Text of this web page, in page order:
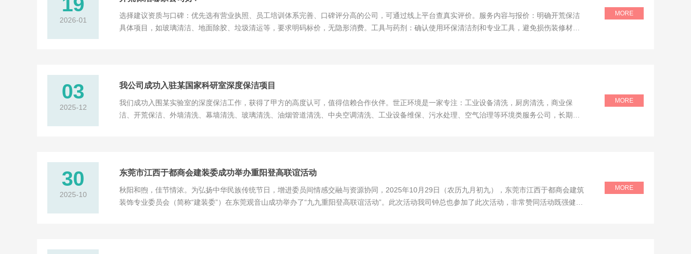
2026-01
选择建议资质与口碑：优先选有营业执照、员工培训体系完善、口碑评分高的公司，可通过线上平台查真实评价。服务内容与报价：明确开荒保洁
具体项目，如玻璃清洁、地面除胶、垃圾清运等，要求明码标价，无隐形消费。工具与药剂：确认使用环保清洁剂和专业工具，避免损伤装修材
MORE
03
2025-12
我公司成功入驻某国家科研室深度保洁项目
我们成功入围某实验室的深度保洁工作，获得了甲方的高度认可，值得信赖合作伙伴。世正环境是一家专注：工业设备清洗，厨房清洗，商业保
洁、开荒保洁、外墙清洗、幕墙清洗、玻璃清洗、油烟管道清洗、中央空调清洗、工业设备维保、污水处理、空气治理等环境类服务公司，长期以
MORE
30
2025-10
东莞市江西于都商会建装委成功举办重阳登高联谊活动
秋阳和煦，佳节情浓。为弘扬中华民族传统节日，增进委员间情感交融与资源协同，2025年10月29日（农历九月初九），东莞市江西于都商会建筑
装饰专业委员会（简称“建装委”）在东莞观音山成功举办了“九九重阳登高联谊活动”。此次活动我司钟总也参加了此次活动，非常赞同活动既强健了
MORE